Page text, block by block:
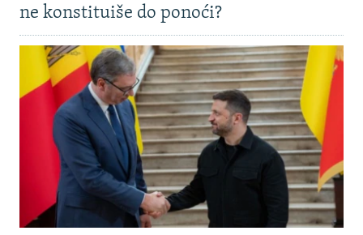
ne konstituiše do ponoći?